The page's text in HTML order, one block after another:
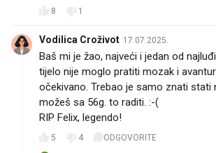
8 1
Vodilica Croživot 17.07.2025.
Baš mi je žao, najveći i jedan od
tijelo nije moglo pratiti mozak i
očekivano. Trebao je samo znati stati
možeš sa 56g. to raditi. :-(
RIP Felix, legendo!
5 4 ODGOVORITE